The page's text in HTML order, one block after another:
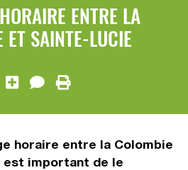
ENTRE LA
ET SAINTE-LUCIE
horaire entre la Colombie
est important de le